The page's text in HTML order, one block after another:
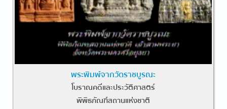
พระพิมพ์จากวัดราชบูรณะ
โบราณคดีและประวัติศาสตร์
พิพิธภัณฑ์สถานแห่งชาติ